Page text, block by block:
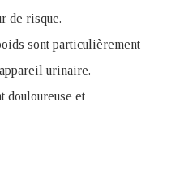
de risque.
sont particulièrement
urinaire.
douloureuse et